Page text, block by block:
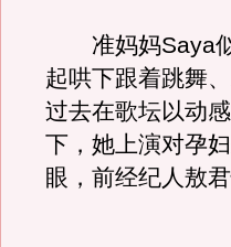
准妈妈Saya似
起哄下跟着跳舞
过去在歌坛以动
下，她上演对孕
眼，前经纪人敖